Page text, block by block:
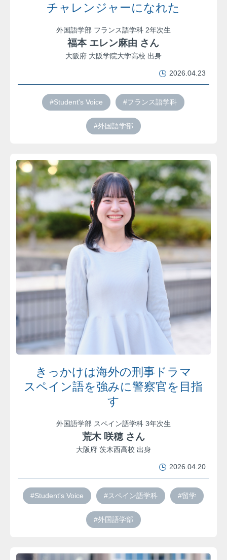
チャレンジャーになれた
外国語学部 フランス語学科 2年次生
福本 エレン麻由 さん
大阪府 大阪学院大学高校 出身
2026.04.23
#Student's Voice #フランス語学科
#外国語学部
きっかけは海外の刑事ドラマ
スペイン語を強みに警察官を目指
す
外国語学部 スペイン語学科 3年次生
荒木 咲穂 さん
大阪府 茨木西高校 出身
2026.04.20
#Student's Voice #スペイン語学科 #留学
#外国語学部